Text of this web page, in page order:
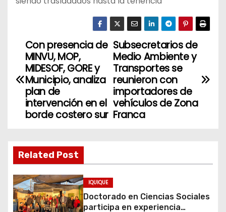
N
a
a
c
i
Subsecretarios de
Medio Ambiente y
Transportes se
reunieron con
importadores de
vehículos de Zona
Franca
Con presencia de
MINVU, MOP,
MIDESOF, GORE y
Municipio, analiza
plan de
intervención en el
borde costero sur
Related Post
IQUIQUE
Doctorado en Ciencias Sociales
participa en experiencia